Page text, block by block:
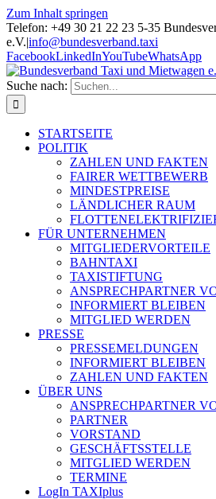
Zum Inhalt springen
Telefon: +49 30 21 22 23 5-35
e.V.|info@bundesverband.taxi
FacebookLinkedInYouTubeWhatsApp
Suche nach:
STARTSEITE
POLITIK
ZAHLEN UND FAKTEN
FAIRER WETTBEWERB
MINDESTPREISE
LÄNDLICHER RAUM
FÜR UNTERNEHMEN
MITGLIEDERVORTEILE
BAHNTAXI
TAXISTIFTUNG
ANSPRECHPARTNER
INFORMIERT BLEIBEN
MITGLIED WERDEN
PRESSE
PRESSEMELDUNGEN
INFORMIERT BLEIBEN
ZAHLEN UND FAKTEN
ÜBER UNS
ANSPRECHPARTNER
PARTNER
VORSTAND
GESCHÄFTSSTELLE
MITGLIED WERDEN
TERMINE
LogIn TAXIplus